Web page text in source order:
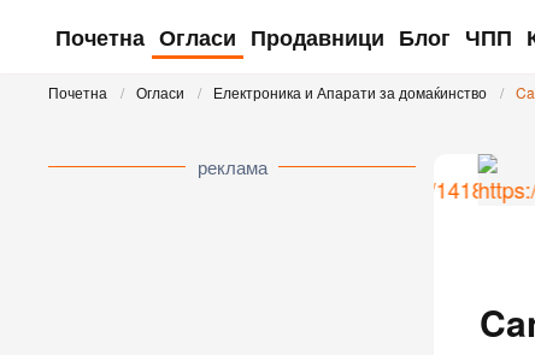
Skip to main content
Почетна Огласи Продавници Блог ЧПП
Почетна Огласи Електроника и Апарати за домаќинство
реклама